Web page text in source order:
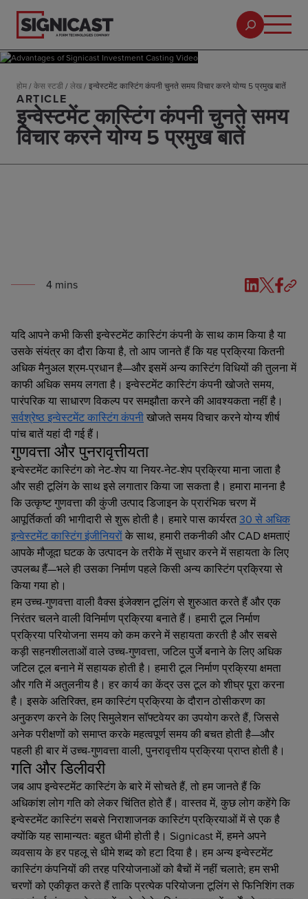
होम/केस स्टडी/लेख/इन्वेस्टमेंट कास्टिंग कंपनी चुनते समय विचार करने योग्य 5 प्रमुख बातें
ARTICLE
इन्वेस्टमेंट कास्टिंग कंपनी चुनते समय
विचार करने योग्य 5 प्रमुख बातें
4 mins
यदि आपने कभी किसी इन्वेस्टमेंट कास्टिंग कंपनी के साथ काम किया है या
उसके संयंत्र का दौरा किया है, तो आप जानते हैं कि यह प्रक्रिया कितनी
अधिक मैनुअल श्रम-प्रधान है—और इसमें अन्य कास्टिंग विधियों की तुलना में
काफी अधिक समय लगता है। इन्वेस्टमेंट कास्टिंग कंपनी खोजते समय,
पारंपरिक या साधारण विकल्प पर समझौता करने की आवश्यकता नहीं है।
सर्वश्रेष्ठ इन्वेस्टमेंट कास्टिंग कंपनीखोजते समय विचार करने योग्य शीर्ष
पांच बातें यहां दी गई हैं।
गुणवत्ता और पुनरावृत्तीयता
इन्वेस्टमेंट कास्टिंग को नेट-शेप या नियर-नेट-शेप प्रक्रिया माना जाता है
और सही टूलिंग के साथ इसे लगातार किया जा सकता है। हमारा मानना है
कि उत्कृष्ट गुणवत्ता की कुंजी उत्पाद डिजाइन के प्रारंभिक चरण में
आपूर्तिकर्ता की भागीदारी से शुरू होती है। हमारे पास कार्यरत30 से अधिक
इन्वेस्टमेंट कास्टिंग इंजीनियरोंके साथ, हमारी तकनीकी और CAD क्षमताएं
आपके मौजूदा घटक के उत्पादन के तरीके में सुधार करने में सहायता के लिए
उपलब्ध हैं—भले ही उसका निर्माण पहले किसी अन्य कास्टिंग प्रक्रिया से
किया गया हो।
हम उच्च-गुणवत्ता वाली वैक्स इंजेक्शन टूलिंग से शुरुआत करते हैं और एक
निरंतर चलने वाली विनिर्माण प्रक्रिया बनाते हैं। हमारी टूल निर्माण
प्रक्रिया परियोजना समय को कम करने में सहायता करती है और सबसे
कड़ी सहनशीलताओं वाले उच्च-गुणवत्ता, जटिल पुर्जे बनाने के लिए अधिक
जटिल टूल बनाने में सहायक होती है। हमारी टूल निर्माण प्रक्रिया क्षमता
और गति में अतुलनीय है। हर कार्य का केंद्र उस टूल को शीघ्र पूरा करना
है। इसके अतिरिक्त, हम कास्टिंग प्रक्रिया के दौरान ठोसीकरण का
अनुकरण करने के लिए सिमुलेशन सॉफ्टवेयर का उपयोग करते हैं, जिससे
अनेक परीक्षणों को समाप्त करके महत्वपूर्ण समय की बचत होती है—और
पहली ही बार में उच्च-गुणवत्ता वाली, पुनरावृत्तीय प्रक्रिया प्राप्त होती है।
गति और डिलीवरी
जब आप इन्वेस्टमेंट कास्टिंग के बारे में सोचते हैं, तो हम जानते हैं कि
अधिकांश लोग गति को लेकर चिंतित होते हैं। वास्तव में, कुछ लोग कहेंगे कि
इन्वेस्टमेंट कास्टिंग सबसे निराशाजनक कास्टिंग प्रक्रियाओं में से एक है
क्योंकि यह सामान्यतः बहुत धीमी होती है। Signicast में, हमने अपने
व्यवसाय के हर पहलू से धीमे शब्द को हटा दिया है। हम अन्य इन्वेस्टमेंट
कास्टिंग कंपनियों की तरह परियोजनाओं को बैचों में नहीं चलाते; हम सभी
चरणों को एकीकृत करते हैं ताकि प्रत्येक परियोजना टूलिंग से फिनिशिंग तक